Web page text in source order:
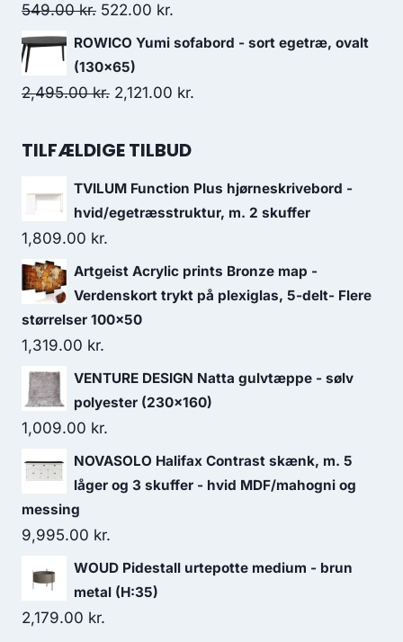
549.00kr. 522.00 kr.
ROWICO Yumi sofabord - sort egetræ, ovalt
(130x65)
2,495.00kr. 2,121.00 kr.
TILFÆLDIGE TILBUD
TVILUM Function Plus hjørneskrivebord -
hvid/egetræsstruktur, m. 2 skuffer
1,809.00 kr.
Artgeist Acrylic prints Bronze map -
Verdenskort trykt på plexiglas, 5-delt- Flere
størrelser 100x50
1,319.00 kr.
VENTURE DESIGN Natta gulvtæppe - sølv
polyester (230x160)
1,009.00 kr.
NOVASOLO Halifax Contrast skænk, m. 5
låger og 3 skuffer - hvid MDF/mahogni og
messing
9,995.00 kr.
WOUD Pidestall urtepotte medium - brun
metal (H:35)
2,179.00 kr.